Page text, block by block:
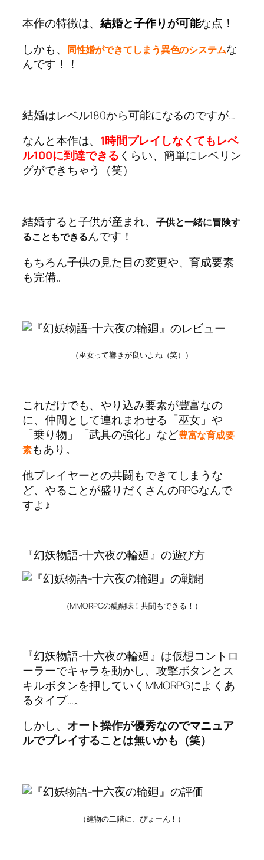
本作の特徴は、結婚と子作りが可能な点！
しかも、
同性婚ができてしまう異色のシステムな
んです！！
結婚はレベル180から可能になるのですが…
なんと本作は、 1時間プレイしなくてもレベ
ル100に到達できる くらい、簡単にレベリン
グができちゃう（笑）
結婚すると子供が産まれ、 子供と一緒に冒険す
ることもできるんです！
もちろん子供の見た目の変更や、育成要素
も完備。
（巫女って響きが良いよね（笑））
これだけでも、やり込み要素が豊富なの
に、仲間として連れまわせる「巫女」や
「乗り物」「武具の強化」など豊富な育成要
素もあり。
他プレイヤーとの共闘もできてしまうな
ど、やることが盛りだくさんのRPGなんで
すよ♪
『幻妖物語-十六夜の輪廻』の遊び方
（MMORPGの醍醐味！共闘もできる！）
『幻妖物語-十六夜の輪廻』は仮想コントロ
ーラーでキャラを動かし、攻撃ボタンとス
キルボタンを押していくMMORPGによくあ
るタイプ…。
しかし、 オート操作が優秀なのでマニュア
ルでプレイすることは無いかも（笑）
（建物の二階に、ぴょーん！）